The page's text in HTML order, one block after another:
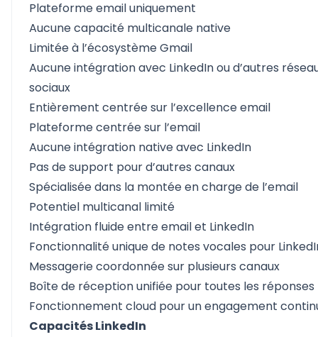
Plateforme email uniquement
Aucune capacité multicanale native
Limitée à l’écosystème Gmail
Aucune intégration avec LinkedIn ou d’autres
sociaux
Entièrement centrée sur l’excellence email
Plateforme centrée sur l’email
Aucune intégration native avec LinkedIn
Pas de support pour d’autres canaux
Spécialisée dans la montée en charge de l’email
Potentiel multicanal limité
Intégration fluide entre email et LinkedIn
Fonctionnalité unique de notes vocales pour
Messagerie coordonnée sur plusieurs canaux
Boîte de réception unifiée pour toutes les réponses
Fonctionnement cloud pour un engagement
Capacités LinkedIn